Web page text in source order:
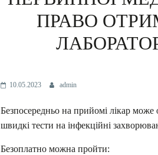
ПРАВО
10.05.2023 admin
Безпосередньо на прийомі лікар може
швидкі тести на інфекційні
Безоплатно можна пройти: